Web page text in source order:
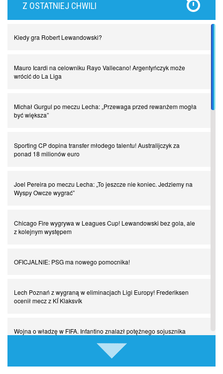
Piłkarz z numerem 47. Phil Foden i inne przypadki
Spadkowicze z Serie A. Komu powiemy ciao?
I love this game! Patrice Evra
Chłopak z pizzerii. Kim był zmarły Mino Raiola?
Manchester United. Czy magik z Holandii odczaruje przeklętą
drużynę?
Puyol i Piqué. Piłkarskie duety, za którymi tęsknimy. Część III
Finansowa rewolucja na San Siro. Czy powstanie nowa potęga?
Pocztówki z ćwierćfinałów. Liga Mistrzów wkracza w decydującą
Z OSTATNIEJ CHWILI
Kiedy gra Robert Lewandowski?
Mauro Icardi na celowniku Rayo Vallecano! Argentyńczyk może
wrócić do La Liga
Michał Gurgul po meczu Lecha: „Przewaga przed rewanżem mogła
być większa”
Sporting CP dopina transfer młodego talentu! Australijczyk za
ponad 18 milionów euro
Joel Pereira po meczu Lecha: „To jeszcze nie koniec. Jedziemy na
Wyspy Owcze wygrać”
Chicago Fire wygrywa w Leagues Cup! Lewandowski bez gola, ale
z kolejnym występem
OFICJALNIE: PSG ma nowego pomocnika!
Lech Poznań z wygraną w eliminacjach Ligi Europy! Frederiksen
ocenił mecz z KÍ Klaksvík
Wojna o władzę w FIFA. Infantino znalazł potężnego sojusznika
Napięta atmosfera w Poznaniu. Kibice Lecha dosadnie zwrócili się